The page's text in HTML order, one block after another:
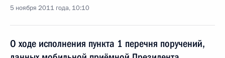
5 ноября 2011 года, 10:10
О ходе исполнения пункта 1 перечня поручений,